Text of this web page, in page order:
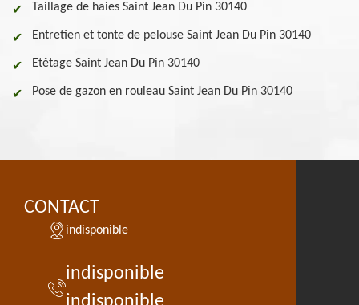
Taillage de haies Saint Jean Du Pin 30140
Entretien et tonte de pelouse Saint Jean Du Pin 30140
Etêtage Saint Jean Du Pin 30140
Pose de gazon en rouleau Saint Jean Du Pin 30140
CONTACT
indisponible
indisponible